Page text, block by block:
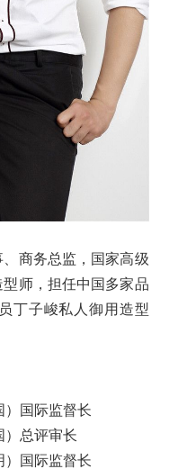
商务总监，国家高级
师，担任中国多家品
丁子峻私人御用造型
）国际监督长
）总评审长
）国际监督长